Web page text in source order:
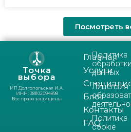
Посмотреть
Точка
выбора
ИП Долгопольская И.А.
ИНН: 381102094898
Все права защищены
Главная
Услуги
Блог
Контакты
FAQ
Политика
обработки
данных
Лицензия
Политика
cookie